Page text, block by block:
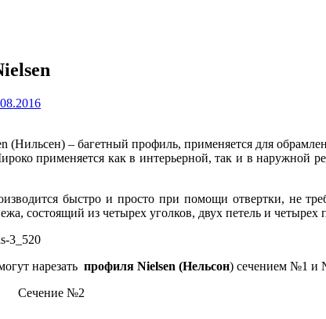
– багетный профиль, применяется для
применяется как в интерьерной, так и в
быстро и просто при помощи отвертки, не
состоящий из четырех уголков, двух петель и
нарезать профиля Nielsen (Нельсон) сечением №1 и
№2